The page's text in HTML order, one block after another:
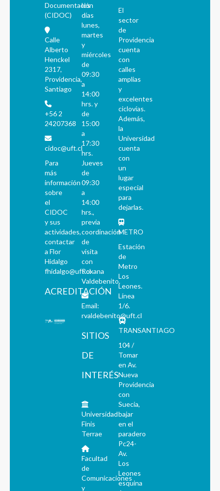
Documentación
(CIDOC)
Calle
Alberto
Henckel
2317,
Providencia,
Santiago
+56 2
24207368
cidoc@uft.cl
Para
más
información
sobre
el
CIDOC
y sus
actividades,
contactar
a Flor
Hidalgo
fhidalgo@uft.cl
ACREDITACIÓN
los
días
lunes,
martes
y
miércoles
de
09:30
a
14:00
hrs. y
de
15:00
a
17:30
hrs.
Jueves
de
09:30
a
14:00
hrs.,
previa
coordinación
de
visita
con
Roxana
Valdebenito.
Email:
rvaldebenito@uft.cl
SITIOS
DE
INTERÉS
Universidad
Finis
Terrae
Facultad
de
Comunicaciones
y
El
sector
de
Providencia
cuenta
con
calles
amplias
y
excelentes
ciclovías.
Además,
la
Universidad
cuenta
con
un
lugar
especial
para
dejarlas.
METRO
Estación
de
Metro
Los
Leones.
Línea
1/6.
TRANSANTIAGO
104 /
Tomar
en Av.
Nueva
Providencia
con
Suecia,
bajar
en el
paradero
Pc24-
Av.
Los
Leones
esquina